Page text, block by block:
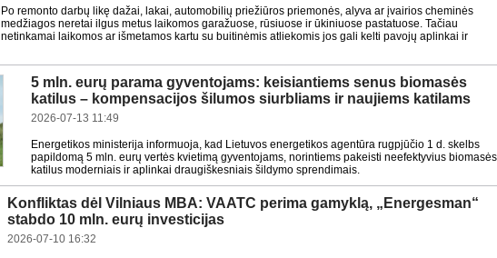
Po remonto darbų likę dažai, lakai, automobilių priežiūros priemonės, alyva ar įvairios cheminės
medžiagos neretai ilgus metus laikomos garažuose, rūsiuose ir ūkiniuose pastatuose. Tačiau
netinkamai laikomos ar išmetamos kartu su buitinėmis atliekomis jos gali kelti pavojų aplinkai ir
5 mln. eurų parama gyventojams: keisiantiems senus biomasės
katilus – kompensacijos šilumos siurbliams ir naujiems katilams
2026-07-13 11:49
Energetikos ministerija informuoja, kad Lietuvos energetikos agentūra rugpjūčio 1 d. skelbs
papildomą 5 mln. eurų vertės kvietimą gyventojams, norintiems pakeisti neefektyvius biomasės
katilus moderniais ir aplinkai draugiškesniais šildymo sprendimais.
Konfliktas dėl Vilniaus MBA: VAATC perima gamyklą, „Energesman“
stabdo 10 mln. eurų investicijas
2026-07-10 16:32